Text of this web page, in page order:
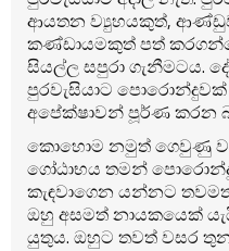
ආයතන ව්‍යුහයකුත්,
කණ්ඩායමකුත් පත්
සියල්ල සපුරා ගැනීමටය.
පුරවැසියාට
අපේක්ෂාවන් පූර්ණ කරන
කොහොම නමුත් ගෙවුණු
ගෝඨාභය තමන් පොරොන්දු
කැඳවාගෙන යන්නට
ඔහු අසමත් නායකයෙක්
යුතුය. ඔහුට තවත් වසර